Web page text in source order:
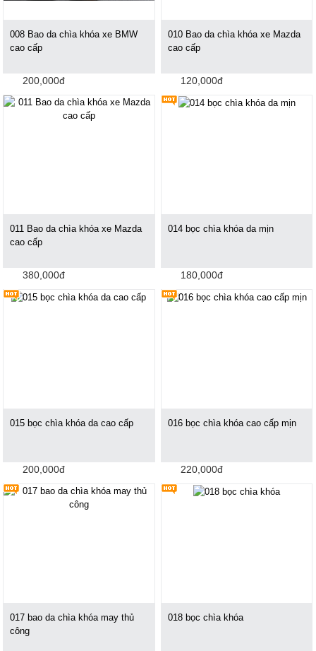
008 Bao da chìa khóa xe BMW
cao cấp
200,000đ
010 Bao da chìa khóa xe Mazda
cao cấp
120,000đ
011 Bao da chìa khóa xe Mazda
cao cấp
380,000đ
014 bọc chìa khóa da mịn
180,000đ
015 bọc chìa khóa da cao cấp
200,000đ
016 bọc chìa khóa cao cấp mịn
220,000đ
017 bao da chìa khóa may thủ
công
018 bọc chìa khóa